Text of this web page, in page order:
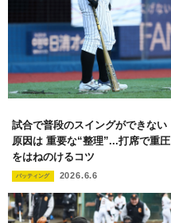
試合で普段のスイングができない
原因は 重要な“整理”...打席で重圧
をはねのけるコツ
バッティング 2026.6.6